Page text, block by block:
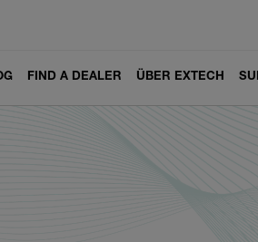
FIND A DEALER ÜBER EXTECH